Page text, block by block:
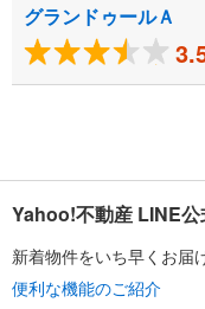
グランドゥールＡ
Yahoo!不動産 LINE公
新着物件をいち早くお届
便利な機能のご紹介